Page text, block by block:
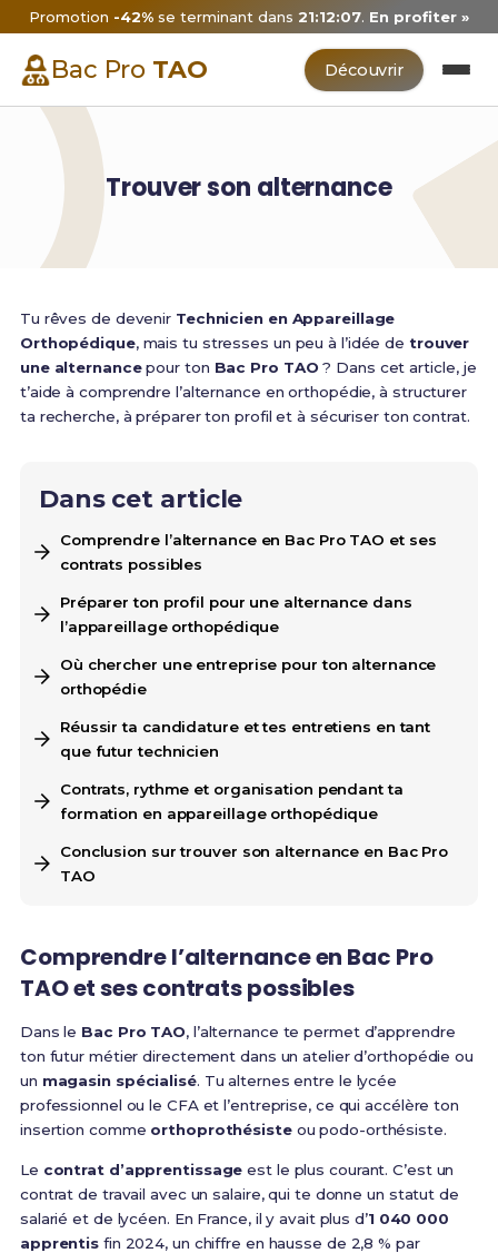
Promotion -42%se terminant dans 21:12:06. En profiter »
Bac Pro TAO Découvrir
Trouver son alternance
Tu rêves de devenir Technicien en Appareillage
Orthopédique, mais tu stresses un peu à l’idée de trouver
une alternancepour ton Bac Pro TAO ? Dans cet article, je
t’aide à comprendre l’alternance en orthopédie, à structurer
ta recherche, à préparer ton profil et à sécuriser ton contrat.
Dans cet article
Comprendre l’alternance en Bac Pro TAO et ses
contrats possibles
Préparer ton profil pour une alternance dans
l’appareillage orthopédique
Où chercher une entreprise pour ton alternance
orthopédie
Réussir ta candidature et tes entretiens en tant
que futur technicien
Contrats, rythme et organisation pendant ta
formation en appareillage orthopédique
Conclusion sur trouver son alternance en Bac Pro
TAO
Comprendre l’alternance en Bac Pro
TAO et ses contrats possibles
Dans le Bac Pro TAO, l’alternance te permet d’apprendre
ton futur métier directement dans un atelier d’orthopédie ou
un magasin spécialisé. Tu alternes entre le lycée
professionnel ou le CFA et l’entreprise, ce qui accélère ton
insertion comme orthoprothésisteou podo-orthésiste.
Le contrat d’apprentissage est le plus courant. C’est un
contrat de travail avec un salaire, qui te donne un statut de
salarié et de lycéen. En France, il y avait plus d’1 040 000
apprentis fin 2024, un chiffre en hausse de 2,8 % par